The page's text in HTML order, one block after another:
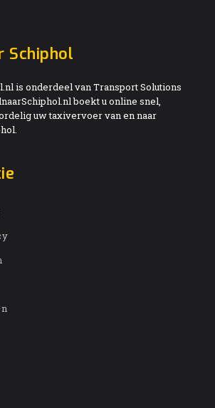
Schiphol
is onderdeel van Transport Solutions
boekt u online snel,
uw taxivervoer van en naar